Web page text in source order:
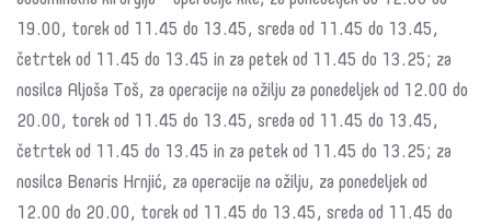
19.00, torek od 11.45 do 13.45, sreda od 11.45 do 13.45,
četrtek od 11.45 do 13.45 in za petek od 11.45 do 13.25; za
nosilca Aljoša Toš, za operacije na ožilju za ponedeljek od 12.00 do
20.00, torek od 11.45 do 13.45, sreda od 11.45 do 13.45,
četrtek od 11.45 do 13.45 in za petek od 11.45 do 13.25; za
nosilca Benaris Hrnjić, za operacije na ožilju, za ponedeljek od
12.00 do 20.00, torek od 11.45 do 13.45, sreda od 11.45 do